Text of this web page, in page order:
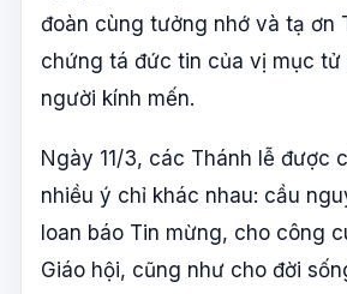
đoàn cùng tưởng nhớ và tạ ơn
chứng tá đức tin của vị mục tử
người kính mến.
Ngày 11/3, các Thánh lễ được
nhiều ý chỉ khác nhau: cầu
loan báo Tin mừng, cho công
Giáo hội, cũng như cho đời